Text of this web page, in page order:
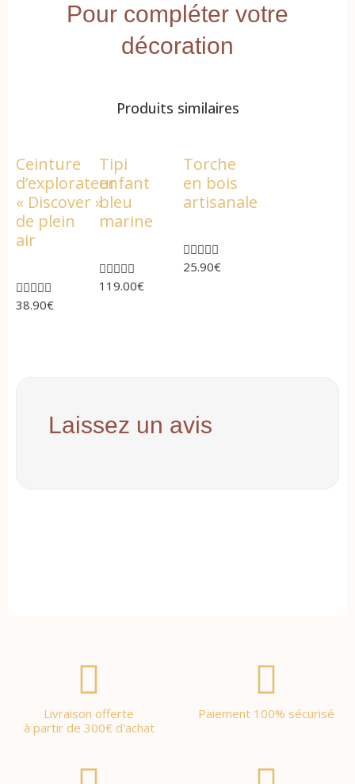
Pour compléter votre
décoration
Produits similaires
Ceinture
d’explorateur
« Discover »
de plein
air

38.90€
Tipi
enfant
bleu
marine

119.00€
Torche
en bois
artisanale

25.90€
Laissez un avis
Livraison offerte
à partir de 300€ d'achat
Paiement 100% sécurisé